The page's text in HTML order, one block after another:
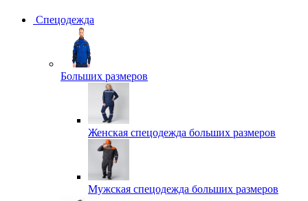
Спецодежда
Больших размеров
Женская спецодежда больших размеров
Мужская спецодежда больших размеров